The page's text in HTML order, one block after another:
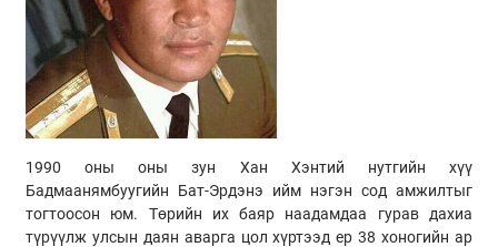
1990 оны оны зун Хан Хэнтий нутгийн хүү
Бадмаанямбуугийн Бат-Эрдэнэ ийм нэгэн сод амжилтыг
тогтоосон юм. Төрийн их баяр наадамдаа гурав дахиа
түрүүлж улсын даян аварга цол хүртээд ер 38 хоногийн ар